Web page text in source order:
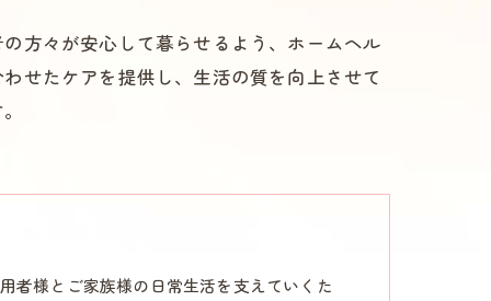
方々が安心して暮らせるよう、ホームヘル
せたケアを提供し、生活の質を向上させて
者様とご家族様の日常生活を支えていくた